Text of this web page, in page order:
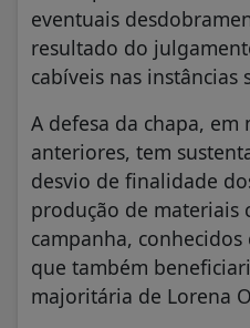
eventuais
resultado do
cabíveis nas instâncias
A defesa da chapa, em
anteriores, tem
desvio de finalidade
produção de materiais
campanha, conhecidos
que também
majoritária de Lorena